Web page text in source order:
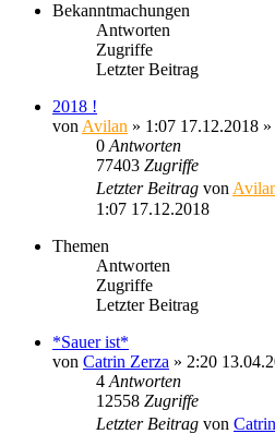
Bekanntmachungen
Antworten
Zugriffe
Letzter Beitrag
2018 !
von Avilan » 1:07 17.12.2018 »
0 Antworten
77403 Zugriffe
Letzter Beitrag von
1:07 17.12.2018
Themen
Antworten
Zugriffe
Letzter Beitrag
*Sauer ist*
von Catrin Zerza » 2:20
4 Antworten
12558 Zugriffe
Letzter Beitrag von